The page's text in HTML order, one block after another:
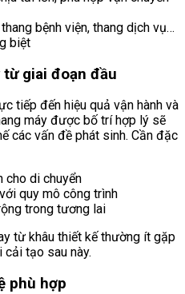
bệnh viện, thang dịch vụ…
biệt
giai đoạn đầu
tiếp đến hiệu quả vận hành và
máy được bố trí hợp lý sẽ
các vấn đề phát sinh. Cần đặc
cho di chuyển
quy mô công trình
trong tương lai
từ khâu thiết kế thường ít gặp
cải tạo sau này.
phù hợp